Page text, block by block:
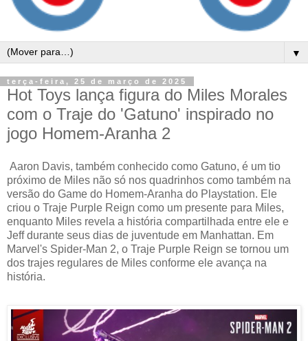
▼
terça-feira, 25 de março de 2025
Hot Toys lança figura do Miles Morales
com o Traje do 'Gatuno' inspirado no
jogo Homem-Aranha 2
Aaron Davis, também conhecido como Gatuno, é um tio
próximo de Miles não só nos quadrinhos como também na
versão do Game do Homem-Aranha do Playstation. Ele
criou o Traje Purple Reign como um presente para Miles,
enquanto Miles revela a história compartilhada entre ele e
Jeff durante seus dias de juventude em Manhattan. Em
Marvel's Spider-Man 2, o Traje Purple Reign se tornou um
dos trajes regulares de Miles conforme ele avança na
história.